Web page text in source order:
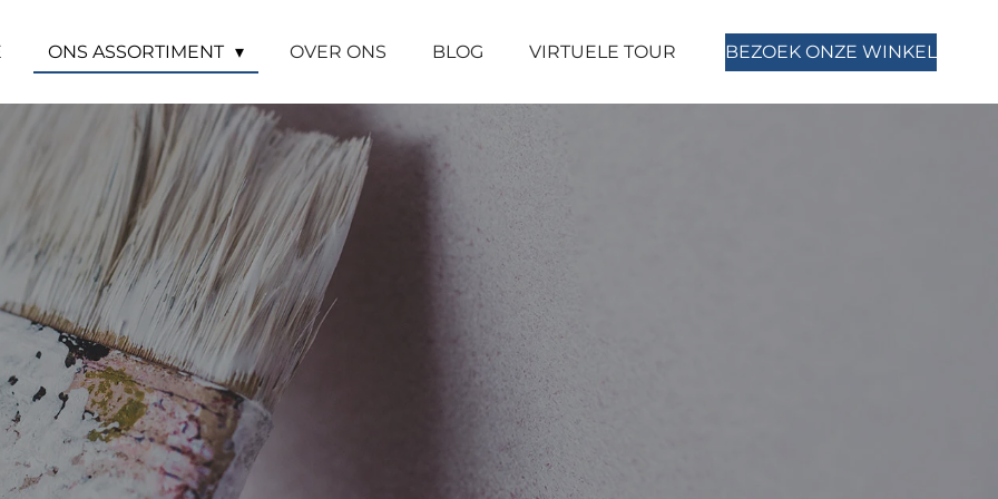
ONS ASSORTIMENT OVER ONS BLOG VIRTUELE TOUR BEZOEK ONZE WINKEL